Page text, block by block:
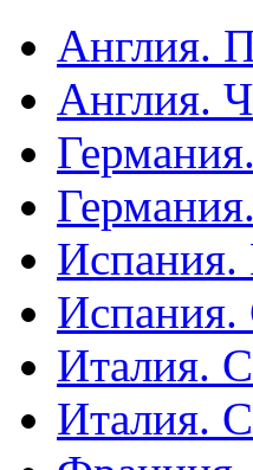
Англия.
Англия.
Испания.
Италия.
Италия.